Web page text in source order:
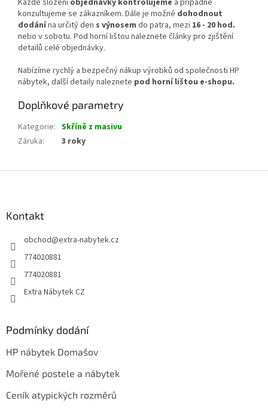
Každé složeníobjednávky kontrolujeme a případně
konzultujeme se zákazníkem. Dále je možné dohodnout
dodánína určitý den s výnosem do patra, mezi 16 - 20 hod.
nebo v sobotu. Pod horní lištou naleznete články pro zjištění
detailů celé objednávky.
Nabízíme rychlý a bezpečný nákup výrobků od společnosti HP
nábytek, další detaily naleznete pod horní lištou e-shopu.
Doplňkové parametry
Kategorie: Skříně z masivu
Záruka: 3 roky
Kontakt
obchod@extra-nabytek.cz
774020881
774020881
Extra Nábytek CZ
Podmínky dodání
HP nábytek Domašov
Mořené postele a nábytek
Ceník atypických rozměrů